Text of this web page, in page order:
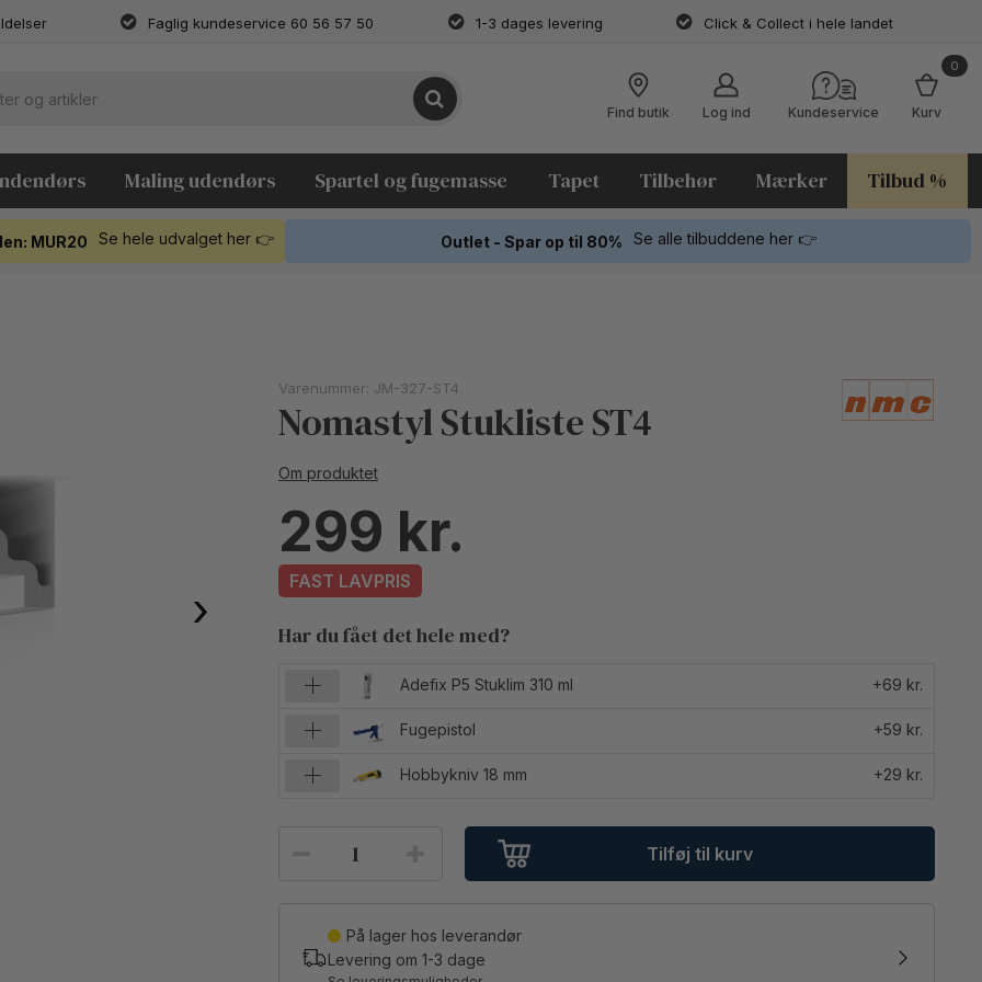
Faglig kundeservice 60 56 57 50 1-3 dages levering Click & Collect i hele landet
Find butik Log ind Kundeservice
0
Kurv
Maling udendørs Spartel og fugemasse Tapet Tilbehør Mærker Tilbud %
MUR20 Se hele udvalget her 👉 Outlet - Spar op til 80% Se alle tilbuddene her 👉
›
Varenummer: JM-327-ST4
Nomastyl Stukliste ST4
Om produktet
299
FAST LAVPRIS
Har du fået det hele med?
Adefix P5 Stuklim 310 ml +69 kr.
Fugepistol +59 kr.
Hobbykniv 18 mm +29 kr.
Tilføj til kurv
På lager hos leverandør
Levering om 1-3 dage